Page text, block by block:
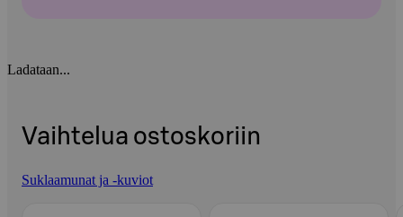
Ladataan...
Vaihtelua ostoskoriin
Suklaamunat ja -kuviot